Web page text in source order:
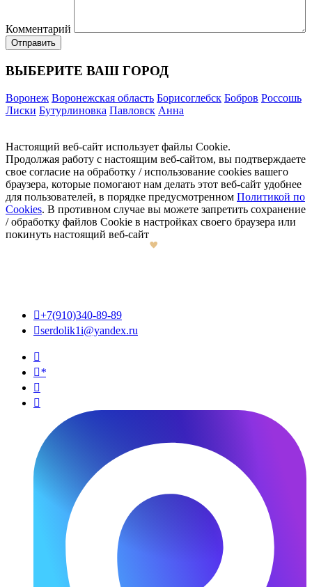
Комментарий
ВЫБЕРИТЕ ВАШ ГОРОД
Воронеж Воронежская область Борисоглебск Бобров Россошь
Лиски Бутурлиновка Павловск Анна
Настоящий веб-сайт использует файлы Cookie.
Продолжая работу с настоящим веб-сайтом, вы подтверждаете
свое согласие на обработку / использование cookies вашего
браузера, которые помогают нам делать этот веб-сайт удобнее
для пользователей, в порядке предусмотренном Политикой по
Cookies. В противном случае вы можете запретить сохранение
/ обработку файлов Cookie в настройках своего браузера или
покинуть настоящий веб-сайт
+7(910)340-89-89
serdolik1i@yandex.ru

*

